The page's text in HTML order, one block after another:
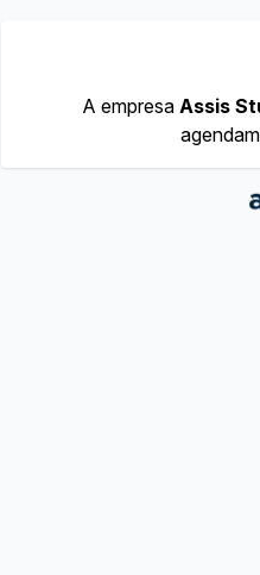
A empresa Assis